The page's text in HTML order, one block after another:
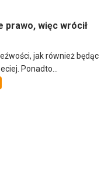
prawo, więc wrócił
jak również będąc
Ponadto...